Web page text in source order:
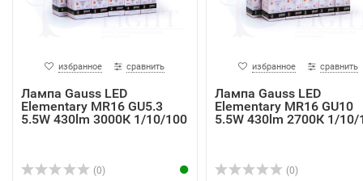
избранное сравнить
Лампа Gauss LED
Elementary MR16 GU5.3
5.5W 430lm 3000К 1/10/100
(0)
избранное сравнить
Лампа Gauss LED
Elementary MR16 GU10
5.5W 430lm 2700К 1/10/
(0)